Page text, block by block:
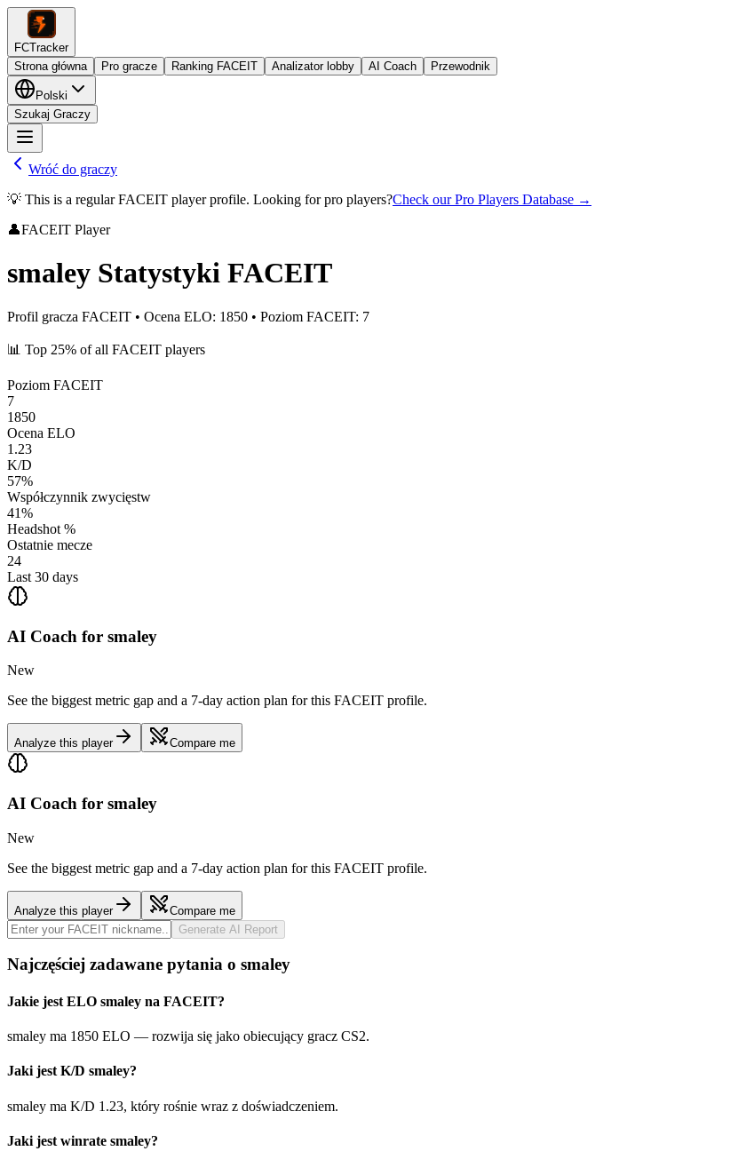
FCTracker
Strona główna
Pro gracze Ranking FACEIT Analizator lobby AI Coach Przewodnik
Polski
Szukaj Graczy
Wróć do graczy
💡 This is a regular FACEIT player profile. Looking for pro players?Check our Pro Players Database →
👤FACEIT Player
smaley Statystyki FACEIT
Profil gracza FACEIT • Ocena ELO: 1850 • Poziom FACEIT: 7
📊 Top 25% of all FACEIT players
Poziom FACEIT
7
1850
Ocena ELO
1.23
K/D
57%
Współczynnik zwycięstw
41%
Headshot %
Ostatnie mecze
24
Last 30 days
AI Coach for smaley
New
See the biggest metric gap and a 7-day action plan for this FACEIT profile.
Analyze this player Compare me
AI Coach for smaley
New
See the biggest metric gap and a 7-day action plan for this FACEIT profile.
Analyze this player
Compare me
Generate AI Report
Najczęściej zadawane pytania o smaley
Jakie jest ELO smaley na FACEIT?
smaley ma 1850 ELO — rozwija się jako obiecujący gracz CS2.
Jaki jest K/D smaley?
smaley ma K/D 1.23, który rośnie wraz z doświadczeniem.
Jaki jest winrate smaley?